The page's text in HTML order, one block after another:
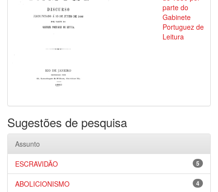
parte do
Gabinete
Portuguez de
Leitura
Sugestões de pesquisa
Assunto
5
ESCRAVIDÃO
4
ABOLICIONISMO